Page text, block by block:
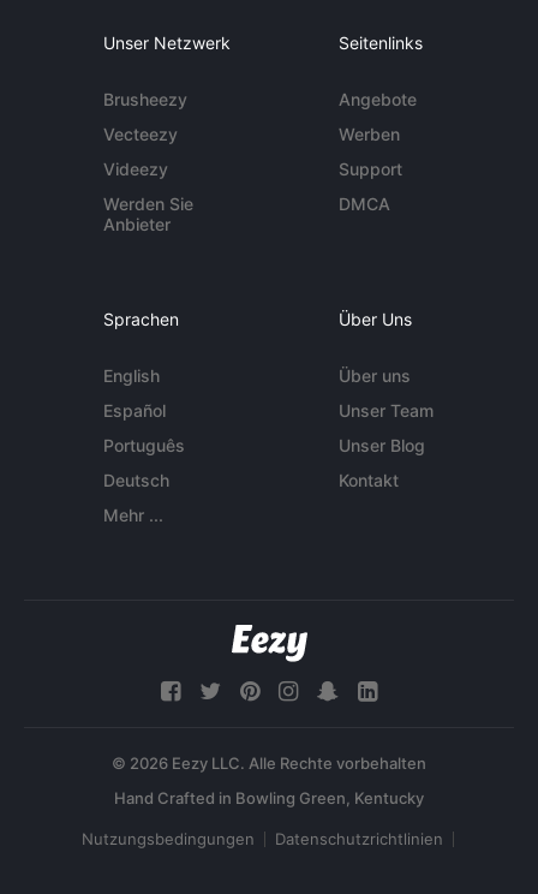
Unser Netzwerk
Brusheezy
Vecteezy
Videezy
Werden Sie
Anbieter
Seitenlinks
Angebote
Werben
Support
DMCA
Sprachen
English
Español
Português
Deutsch
Mehr ...
Über Uns
Über uns
Unser Team
Unser Blog
Kontakt
© 2026 Eezy LLC. Alle Rechte vorbehalten
Nutzungsbedingungen Datenschutzrichtlinien